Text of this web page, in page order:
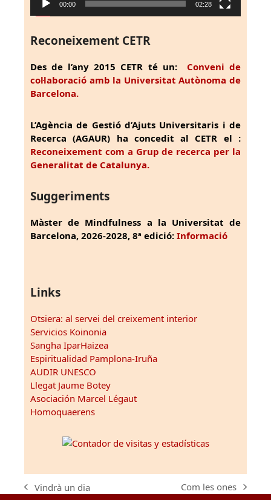
00:00 02:28
Reconeixement CETR
Des de l’any 2015 CETR té un: Conveni de
col·laboració amb la Universitat Autònoma de
Barcelona.
L’Agència de Gestió d’Ajuts Universitaris i de
Recerca (AGAUR) ha concedit al CETR el :
Reconeixement com a Grup de recerca per la
Generalitat de Catalunya.
Suggeriments
Màster de Mindfulness a la Universitat de
Barcelona, 2026-2028, 8ª edició: Informació
Links
Otsiera: al servei del creixement interior
Servicios Koinonia
Sangha IparHaizea
Espiritualidad Pamplona-Iruña
AUDIR UNESCO
Llegat Jaume Botey
Asociación Marcel Légaut
Homoquaerens
previous
Vindrà un dia
next
Com les ones